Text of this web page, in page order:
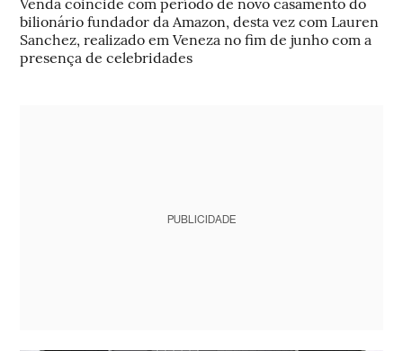
bilionário fundador da Amazon, desta vez com Lauren
Sanchez, realizado em Veneza no fim de junho com a
presença de celebridades
PUBLICIDADE